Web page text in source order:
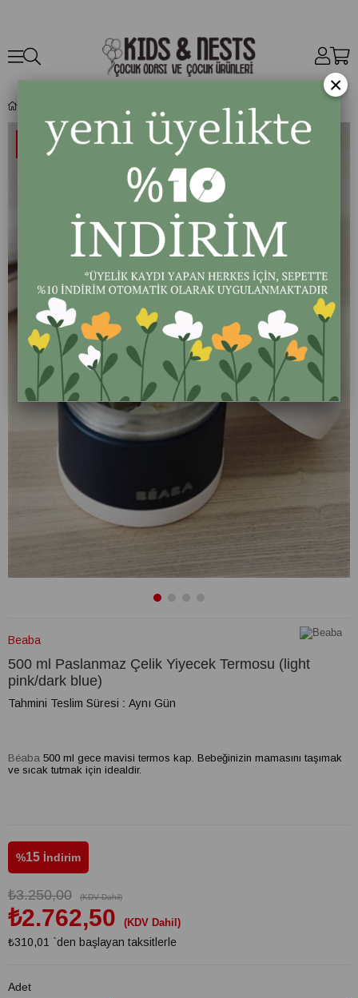
Beaba
500 ml Paslanmaz Çelik Yiyecek Termosu (light
pink/dark blue)
Tahmini Teslim Süresi : Aynı Gün
Béaba 500 ml gece mavisi termos kap. Bebeğinizin mamasını taşımak
ve sıcak tutmak için idealdir.
%15 İndirim
₺3.250,00 (KDV Dahil)
₺2.762,50 (KDV Dahil)
₺310,01 `den başlayan taksitlerle
Adet
×